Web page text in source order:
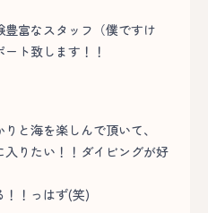
富なスタッフ（僕ですけ
ト致します！！
と海を楽しんで頂いて、
りたい！！ダイビングが好
！！っはず(笑)